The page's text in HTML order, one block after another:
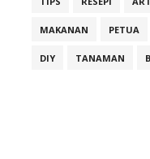
MAKANAN PETUA
DIY TANAMAN